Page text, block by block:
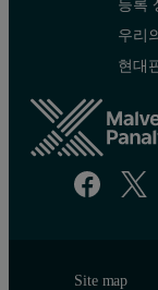
등록
우리
현대
Site map